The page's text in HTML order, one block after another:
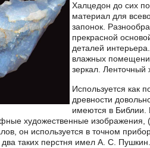
Халцедон до сих
материал для
запонок.
прекрасной
деталей
влажных
зеркал.
Используется как
древности
имеются в Библии.
художественные изображения,
он используется в точном
таких перстня имел А. С. Пушкин.